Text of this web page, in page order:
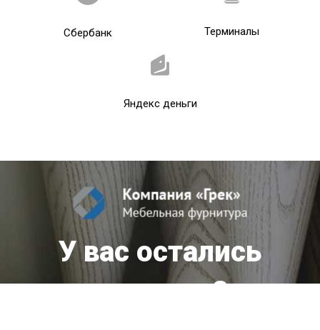
Сбербанк Терминалы
Яндекс деньги
У вас остались
вопросы?